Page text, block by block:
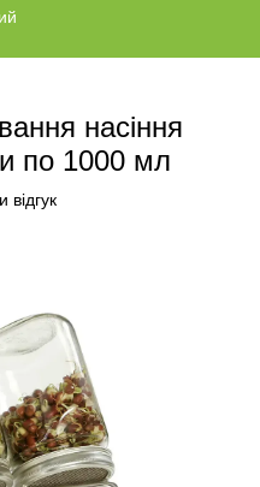
насіння
по 1000 мл
відгук